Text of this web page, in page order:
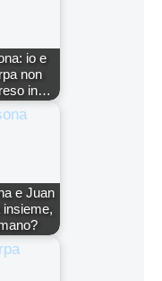
io e
non
in…
e Juan
insieme,